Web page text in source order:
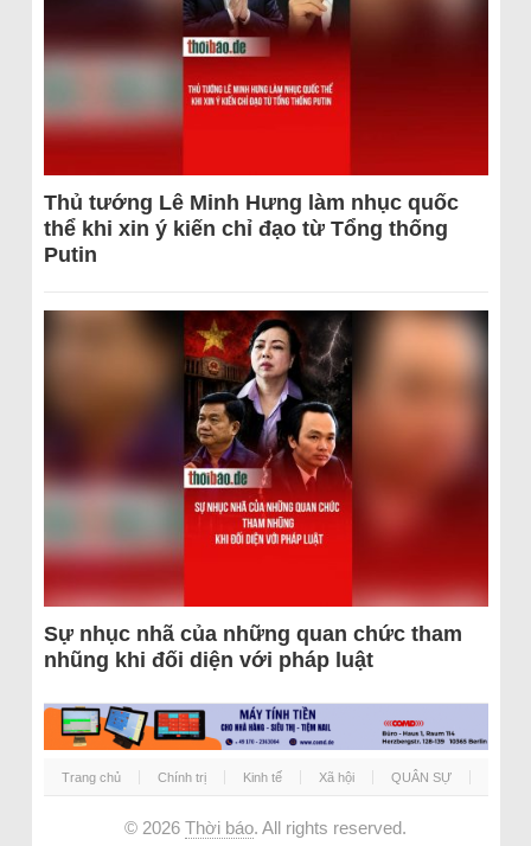
Thủ tướng Lê Minh Hưng làm nhục quốc
thể khi xin ý kiến chỉ đạo từ Tổng thống
Putin
Sự nhục nhã của những quan chức tham
nhũng khi đối diện với pháp luật
Trang chủ Chính trị Kinh tế Xã hội QUÂN SỰ
© 2026 Thời báo. All rights reserved.